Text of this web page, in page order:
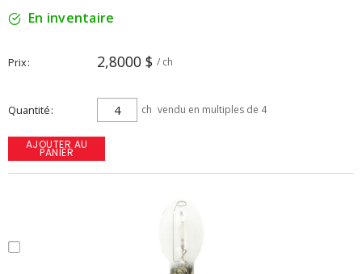
En inventaire
Prix 2,8000 $ / ch
Quantité ch vendu en multiples de 4
AJOUTER AU
PANIER